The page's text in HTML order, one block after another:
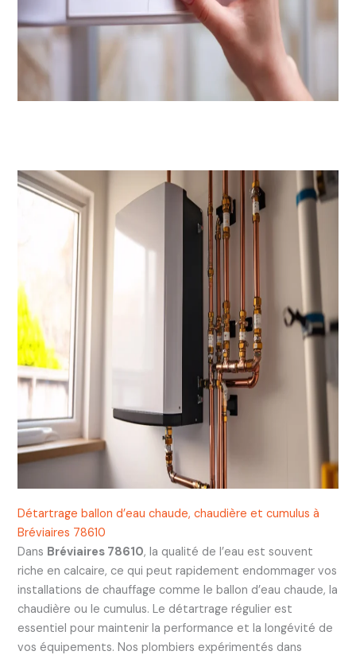
Détartrage ballon d’eau chaude, chaudière et cumulus à
Bréviaires 78610
Dans Bréviaires 78610, la qualité de l’eau est souvent
riche en calcaire, ce qui peut rapidement endommager vos
installations de chauffage comme le ballon d’eau chaude, la
chaudière ou le cumulus. Le détartrage régulier est
essentiel pour maintenir la performance et la longévité de
vos équipements. Nos plombiers expérimentés dans